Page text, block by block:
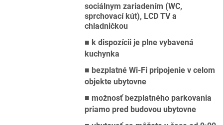
sociálnym zariadením (WC,
sprchovací kút), LCD TV a
chladničkou
■ k dispozícii je plne vybavená
kuchynka
■ bezplatné Wi-Fi pripojenie v celom
objekte ubytovne
■ možnosť bezplatného parkovania
priamo pred budovou ubytovne